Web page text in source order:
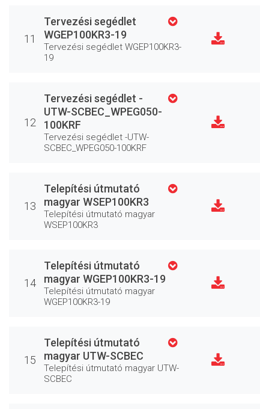
11
Tervezési segédlet
WGEP100KR3-19
Tervezési segédlet WGEP100KR3-
19
12
Tervezési segédlet -
UTW-SCBEC_WPEG050-
100KRF
Tervezési segédlet -UTW-
SCBEC_WPEG050-100KRF
13
Telepítési útmutató
magyar WSEP100KR3
Telepítési útmutató magyar
WSEP100KR3
14
Telepítési útmutató
magyar WGEP100KR3-19
Telepítési útmutató magyar
WGEP100KR3-19
15
Telepítési útmutató
magyar UTW-SCBEC
Telepítési útmutató magyar UTW-
SCBEC